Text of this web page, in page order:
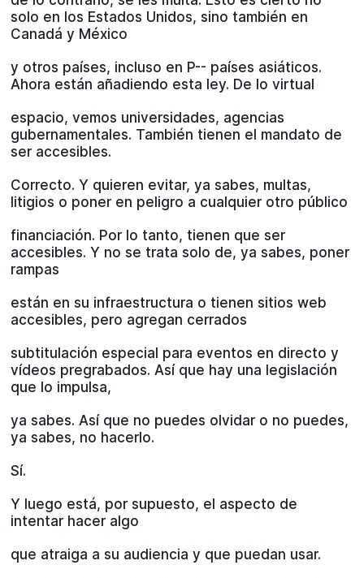
solo en los Estados Unidos, sino también en
Canadá y México
y otros países, incluso en P-- países asiáticos.
Ahora están añadiendo esta ley. De lo virtual
espacio, vemos universidades, agencias
gubernamentales. También tienen el mandato de
ser accesibles.
Correcto. Y quieren evitar, ya sabes, multas,
litigios o poner en peligro a cualquier otro público
financiación. Por lo tanto, tienen que ser
accesibles. Y no se trata solo de, ya sabes, poner
rampas
están en su infraestructura o tienen sitios web
accesibles, pero agregan cerrados
subtitulación especial para eventos en directo y
vídeos pregrabados. Así que hay una legislación
que lo impulsa,
ya sabes. Así que no puedes olvidar o no puedes,
ya sabes, no hacerlo.
Sí.
Y luego está, por supuesto, el aspecto de
intentar hacer algo
que atraiga a su audiencia y que puedan usar.